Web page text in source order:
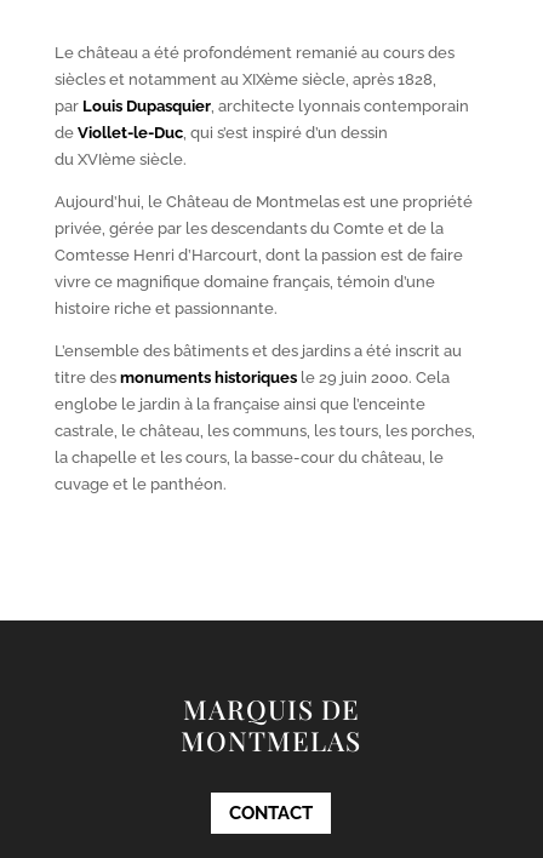
Le château a été profondément remanié au cours des
siècles et notamment au XIXèmesiècle, après 1828,
par Louis Dupasquier, architecte lyonnais contemporain
de Viollet-le-Duc, qui s’est inspiré d’un dessin
du XVIèmesiècle.
Aujourd’hui, le Château de Montmelas est une propriété
privée, gérée par les descendants du Comte et de la
Comtesse Henri d’Harcourt, dont la passion est de faire
vivre ce magnifique domaine français, témoin d’une
histoire riche et passionnante.
L’ensemble des bâtiments et des jardins a été inscrit au
titre des monuments historiquesle 29 juin 2000. Cela
englobe le jardin à la française ainsi que l’enceinte
castrale, le château, les communs, les tours, les porches,
la chapelle et les cours, la basse-cour du château, le
cuvage et le panthéon.
MARQUIS DE
MONTMELAS
CONTACT